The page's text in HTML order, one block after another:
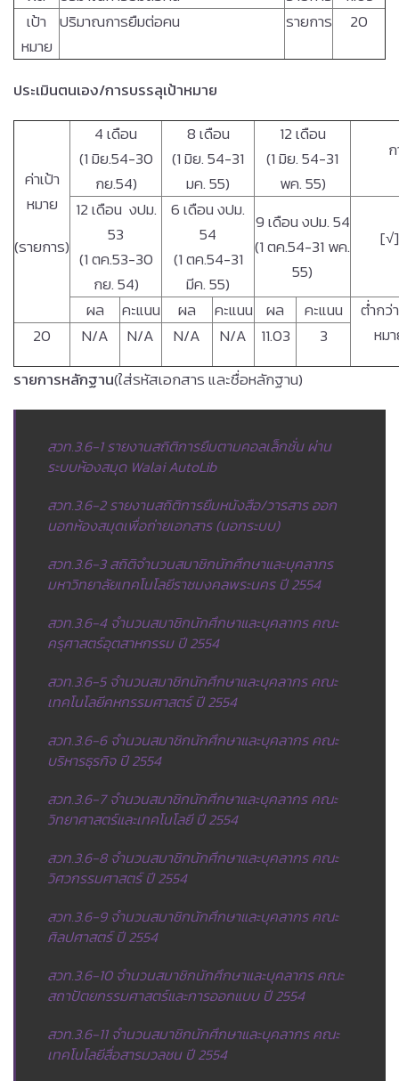
เป้า
หมาย
ปริมาณการยืมต่อคน รายการ 20
ประเมินตนเอง/การบรรลุเป้าหมาย
ค่าเป้า
หมาย
(รายการ)
4 เดือน
(1 มิย.54-30
กย.54)
8 เดือน
(1 มิย. 54-31
มค. 55)
12 เดือน
(1 มิย. 54-31
พค. 55)
12 เดือน งปม.
53
(1 ตค.53-30
กย. 54)
6 เดือน งปม.
54
(1 ตค.54-31
มีค. 55)
9 เดือน งปม. 54
(1 ตค.54-31 พค.
55)
[√]
ผล คะแนน ผล คะแนน ผล คะแนน
ต่ำกว่
หม
20 N/A N/A N/A N/A 11.03
3
รายการหลักฐาน(ใส่รหัสเอกสาร และชื่อหลักฐาน)
สวท.3.6-1 รายงานสถิติการยืมตามคอลเล็กชั่น ผ่าน
ระบบห้องสมุด Walai AutoLib
สวท.3.6-2 รายงานสถิติการยืมหนังสือ/วารสาร ออก
นอกห้องสมุดเพื่อถ่ายเอกสาร (นอกระบบ)
สวท.3.6-3 สถิติจำนวนสมาชิกนักศึกษาและบุคลากร
มหาวิทยาลัยเทคโนโลยีราชมงคลพระนคร ปี 2554
สวท.3.6-4 จำนวนสมาชิกนักศึกษาและบุคลากร คณะ
ครุศาสตร์อุตสาหกรรม ปี 2554
สวท.3.6-5 จำนวนสมาชิกนักศึกษาและบุคลากร คณะ
เทคโนโลยีคหกรรมศาสตร์ ปี 2554
สวท.3.6-6 จำนวนสมาชิกนักศึกษาและบุคลากร คณะ
บริหารธุรกิจ ปี 2554
สวท.3.6-7 จำนวนสมาชิกนักศึกษาและบุคลากร คณะ
วิทยาศาสตร์และเทคโนโลยี ปี 2554
สวท.3.6-8 จำนวนสมาชิกนักศึกษาและบุคลากร คณะ
วิศวกรรมศาสตร์ ปี 2554
สวท.3.6-9 จำนวนสมาชิกนักศึกษาและบุคลากร คณะ
ศิลปศาสตร์ ปี 2554
สวท.3.6-10 จำนวนสมาชิกนักศึกษาและบุคลากร คณะ
สถาปัตยกรรมศาสตร์และการออกแบบ ปี 2554
สวท.3.6-11 จำนวนสมาชิกนักศึกษาและบุคลากร คณะ
เทคโนโลยีสื่อสารมวลชน ปี 2554